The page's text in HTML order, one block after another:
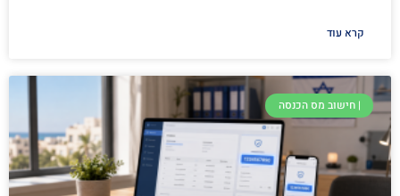
קרא עוד
| חישוב מס הכנסה